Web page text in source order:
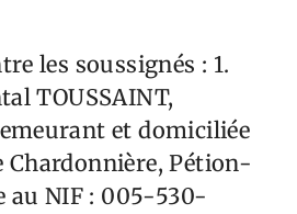
les soussignés : 1.
TOUSSAINT,
et domiciliée
Chardonnière, Pétion-
au NIF : 005-530-